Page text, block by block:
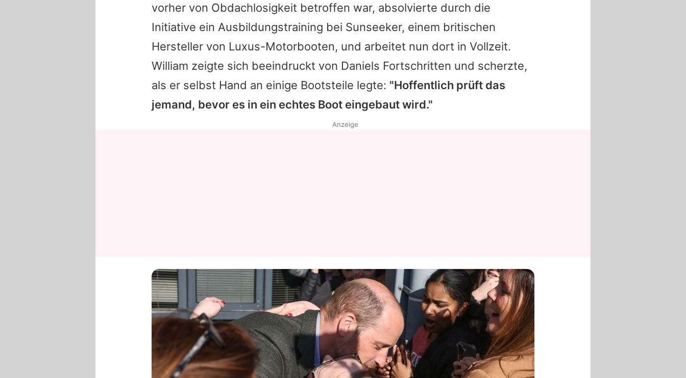
vorher von Obdachlosigkeit betroffen war, absolvierte durch die
Initiative ein Ausbildungstraining bei Sunseeker, einem britischen
Hersteller von Luxus-Motorbooten, und arbeitet nun dort in Vollzeit.
William zeigte sich beeindruckt von Daniels Fortschritten und scherzte,
als er selbst Hand an einige Bootsteile legte: "Hoffentlich prüft das
jemand, bevor es in ein echtes Boot eingebaut wird."
Anzeige